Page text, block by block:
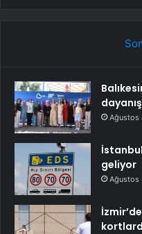
Ağustos
geliyor
Ağustos